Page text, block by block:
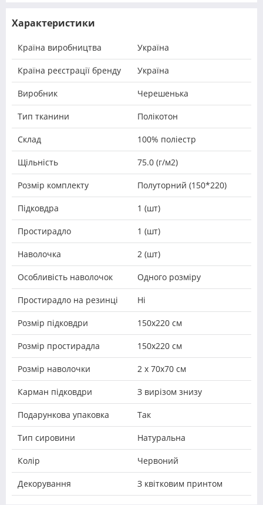
Характеристики
Країна виробництва Україна
Країна реєстрації бренду Україна
Виробник Черешенька
Тип тканини Полікотон
Склад 100% поліестр
Щільність 75.0 (г/м2)
Розмір комплекту Полуторний (150*220)
Підковдра 1 (шт)
Простирадло 1 (шт)
Наволочка 2 (шт)
Особливість наволочок Одного розміру
Простирадло на резинці Ні
Розмір підковдри 150х220 см
Розмір простирадла 150х220 см
Розмір наволочки 2 х 70х70 см
Карман підковдри З вирізом знизу
Подарункова упаковка Так
Тип сировини Натуральна
Колір Червоний
Декорування З квітковим принтом